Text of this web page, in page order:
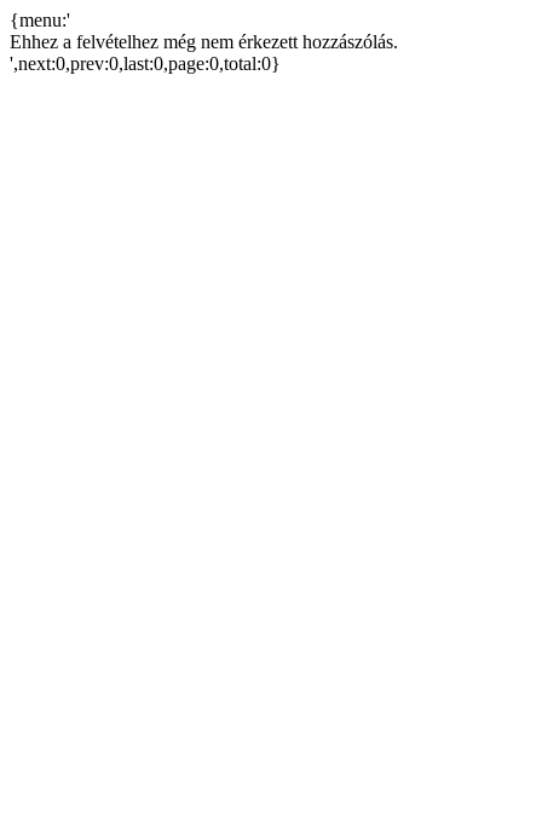
{menu:'
Ehhez a felvételhez még nem érkezett hozzászólás.
',next:0,prev:0,last:0,page:0,total:0}